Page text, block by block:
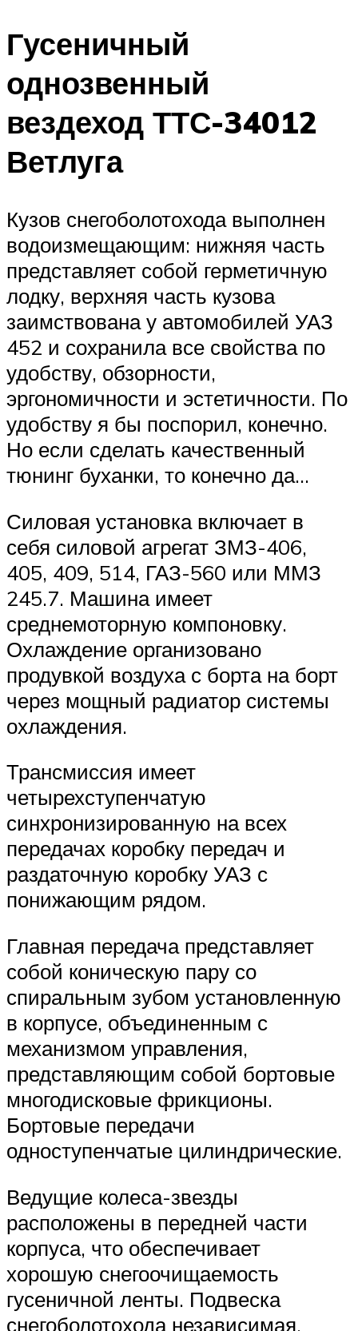
Гусеничный
однозвенный
вездеход ТТС-34012
Ветлуга
Кузов снегоболотохода выполнен
водоизмещающим: нижняя часть
представляет собой герметичную
лодку, верхняя часть кузова
заимствована у автомобилей УАЗ
452 и сохранила все свойства по
удобству, обзорности,
эргономичности и эстетичности. По
удобству я бы поспорил, конечно.
Но если сделать качественный
тюнинг буханки, то конечно да…
Силовая установка включает в
себя силовой агрегат ЗМЗ-406,
405, 409, 514, ГАЗ-560 или ММЗ
245.7. Машина имеет
среднемоторную компоновку.
Охлаждение организовано
продувкой воздуха с борта на борт
через мощный радиатор системы
охлаждения.
Трансмиссия имеет
четырехступенчатую
синхронизированную на всех
передачах коробку передач и
раздаточную коробку УАЗ с
понижающим рядом.
Главная передача представляет
собой коническую пару со
спиральным зубом установленную
в корпусе, объединенным с
механизмом управления,
представляющим собой бортовые
многодисковые фрикционы.
Бортовые передачи
одноступенчатые цилиндрические.
Ведущие колеса-звезды
расположены в передней части
корпуса, что обеспечивает
хорошую снегоочищаемость
гусеничной ленты. Подвеска
снегоболотохода независимая,